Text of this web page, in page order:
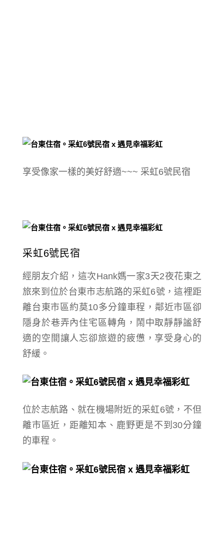
享受像家一樣的美好舒適~~~ 采虹6號民宿
采虹6號民宿
經朋友介紹， 這次Hank媽一家3天2夜花東之
旅來到位於台東市志航路的采虹6號，這裡距
離台東市區約莫10多分鐘車程 ， 鄰近市區卻
隱身於巷弄內 住宅區轉角， 鬧中取靜靜謐舒
適的空間讓人忘卻旅遊的疲憊，享受身心的
舒緩。
位於志航路、就在機場附近的采虹6號， 不但
離市區近，距離知本、鹿野更是不到30分鐘
的車程。